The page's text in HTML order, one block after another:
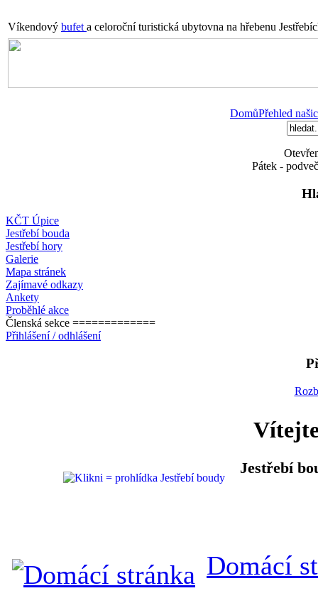
Víkendový bufet a celoroční turistická ubytovna na hřebenu
DomůPřehled
Pátek -
KČT Úpice
Jestřebí bouda
Jestřebí hory
Galerie
Mapa stránek
Zajímavé odkazy
Ankety
Proběhlé akce
Členská sekce =============
Přihlášení / odhlášení
Jestřebí
Domácí